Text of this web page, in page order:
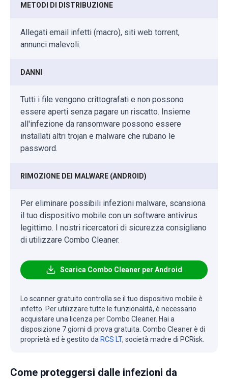
METODI DI DISTRIBUZIONE
Allegati email infetti (macro), siti web torrent,
annunci malevoli.
DANNI
Tutti i file vengono crittografati e non possono
essere aperti senza pagare un riscatto. Insieme
all'infezione da ransomware possono essere
installati altri trojan e malware che rubano le
password.
RIMOZIONE DEI MALWARE (ANDROID)
Per eliminare possibili infezioni malware, scansiona
il tuo dispositivo mobile con un software antivirus
legittimo. I nostri ricercatori di sicurezza consigliano
di utilizzare Combo Cleaner.
Scarica Combo Cleaner per Android
Lo scanner gratuito controlla se il tuo dispositivo mobile è
infetto. Per utilizzare tutte le funzionalità, è necessario
acquistare una licenza per Combo Cleaner. Hai a
disposizione 7 giorni di prova gratuita. Combo Cleaner è di
proprietà ed è gestito da RCS LT, società madre di PCRisk.
Come proteggersi dalle infezioni da